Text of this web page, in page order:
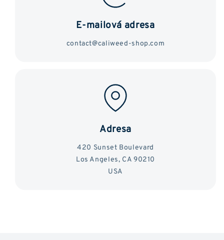
E-mailová adresa
contact@caliweed-shop.com
Adresa
420 Sunset Boulevard
Los Angeles, CA 90210
USA